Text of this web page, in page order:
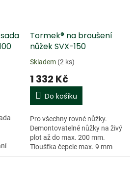
Tormek® na broušení
nůžek SVX-150
Skladem (2 ks)
1 332 Kč
Do košíku
Pro všechny rovné nůžky.
Demontovatelné nůžky na živý
plot až do max. 200 mm.
Tloušťka čepele max. 9 mm
Vhodný pro modely Tormek